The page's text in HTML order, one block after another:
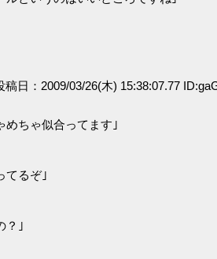
稿日：2009/03/26(木) 15:38:07.77
めちゃ似合ってます｣
てるぞ｣
？｣